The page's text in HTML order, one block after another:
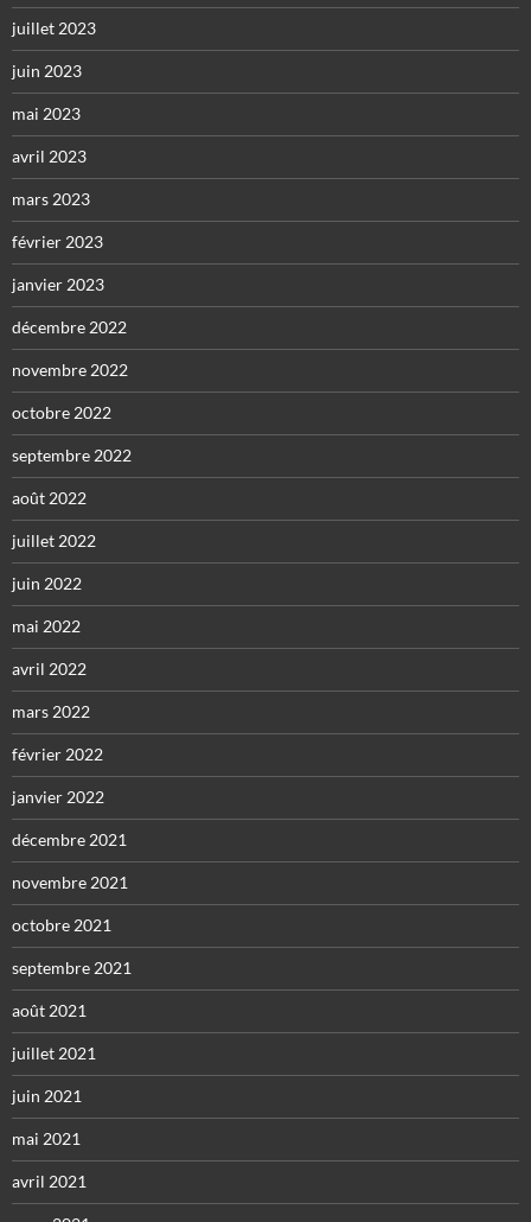
juillet 2023
juin 2023
mai 2023
avril 2023
mars 2023
février 2023
janvier 2023
décembre 2022
novembre 2022
octobre 2022
septembre 2022
août 2022
juillet 2022
juin 2022
mai 2022
avril 2022
mars 2022
février 2022
janvier 2022
décembre 2021
novembre 2021
octobre 2021
septembre 2021
août 2021
juillet 2021
juin 2021
mai 2021
avril 2021